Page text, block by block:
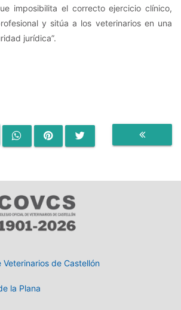
imposibilita el correcto ejercicio clínico,
y sitúa a los veterinarios en una
jurídica”.
de Castellón
la Plana